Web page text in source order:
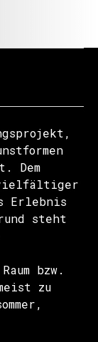
Dem
vielfältiger
Erlebnis
steht
bzw.
zu